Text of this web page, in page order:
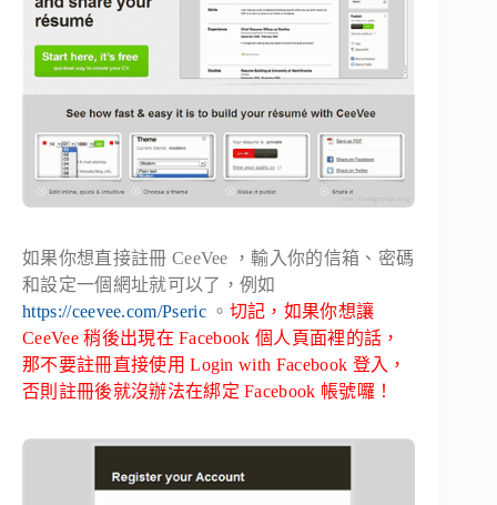
如果你想直接註冊 CeeVee ，輸入你的信箱、密碼
和設定一個網址就可以了，例如
https://ceevee.com/Pseric 。 切記，如果你想讓
CeeVee 稍後出現在 Facebook 個人頁面裡的話，
那不要註冊直接使用 Login with Facebook 登入，
否則註冊後就沒辦法在綁定 Facebook 帳號囉！